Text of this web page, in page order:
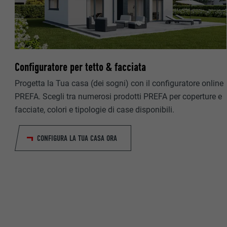
Configuratore per tetto & facciata
Progetta la Tua casa (dei sogni) con il configuratore online
PREFA. Scegli tra numerosi prodotti PREFA per coperture e
facciate, colori e tipologie di case disponibili.
CONFIGURA LA TUA CASA ORA
PROVIDER
NOME
SCOPO